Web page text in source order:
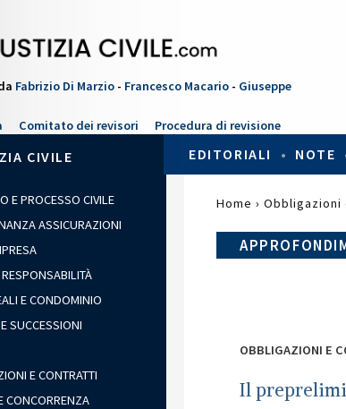
Fabrizio Di Marzio - Francesco Macario - Giuseppe
Comitato dei revisori Procedura di revisione
CIVILE EDITORIALI • NOTE
T
e
Home ›
OBBLIGAZIONI E
Il
E PROCESSO CIVILE
ASSICURAZIONI
E CONDOMINIO
SUCCESSIONI
E CONTRATTI
CONCORRENZA